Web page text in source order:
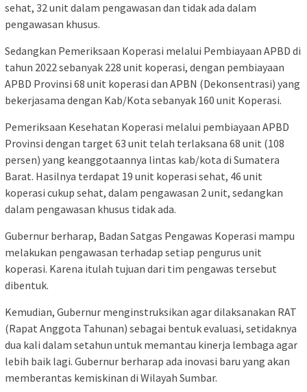
sehat, 32 unit dalam pengawasan dan tidak ada dalam
pengawasan khusus.
Sedangkan Pemeriksaan Koperasi melalui Pembiayaan APBD di
tahun 2022 sebanyak 228 unit koperasi, dengan pembiayaan
APBD Provinsi 68 unit koperasi dan APBN (Dekonsentrasi) yang
bekerjasama dengan Kab/Kota sebanyak 160 unit Koperasi.
Pemeriksaan Kesehatan Koperasi melalui pembiayaan APBD
Provinsi dengan target 63 unit telah terlaksana 68 unit (108
persen) yang keanggotaannya lintas kab/kota di Sumatera
Barat. Hasilnya terdapat 19 unit koperasi sehat, 46 unit
koperasi cukup sehat, dalam pengawasan 2 unit, sedangkan
dalam pengawasan khusus tidak ada.
Gubernur berharap, Badan Satgas Pengawas Koperasi mampu
melakukan pengawasan terhadap setiap pengurus unit
koperasi. Karena itulah tujuan dari tim pengawas tersebut
dibentuk.
Kemudian, Gubernur menginstruksikan agar dilaksanakan RAT
(Rapat Anggota Tahunan) sebagai bentuk evaluasi, setidaknya
dua kali dalam setahun untuk memantau kinerja lembaga agar
lebih baik lagi. Gubernur berharap ada inovasi baru yang akan
memberantas kemiskinan di Wilayah Sumbar.